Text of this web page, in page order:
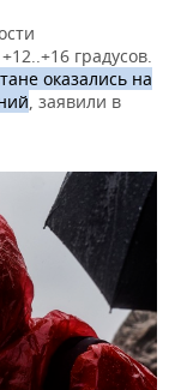
градусов.
оказались на
, заявили в